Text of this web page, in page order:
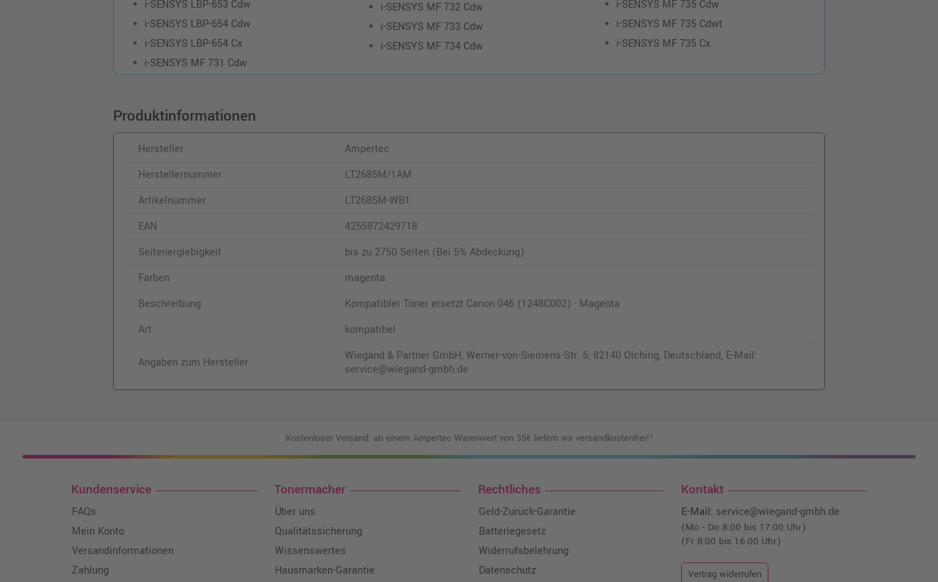
i-SENSYS LBP-653 Cdw
i-SENSYS LBP-654 Cdw
i-SENSYS LBP-654 Cx
i-SENSYS MF 731 Cdw
i-SENSYS MF 732 Cdw
i-SENSYS MF 733 Cdw
i-SENSYS MF 734 Cdw
i-SENSYS MF 735 Cdw
i-SENSYS MF 735 Cdwt
i-SENSYS MF 735 Cx
Produktinformationen
Hersteller
Ampertec
Herstellernummer
LT2685M/1AM
Artikelnummer
LT2685M-WB1
EAN
4255872429718
Seitenergiebigkeit
bis zu 2750 Seiten (Bei 5% Abdeckung)
Farben
magenta
Beschreibung
Kompatibler Toner ersetzt Canon 046 (1248C002) · Magenta
Art
kompatibel
Angaben zum Hersteller
Wiegand & Partner GmbH, Werner-von-Siemens-Str. 6, 82140 Olching, Deutschland, E-Mail:
service@wiegand-gmbh.de
Kostenloser Versand: ab einem Ampertec Warenwert von 35€ liefern wir versandkostenfrei!¹
Kundenservice
FAQs
Mein Konto
Versandinformationen
Zahlung
Tonermacher
Über uns
Qualitätssicherung
Wissenswertes
Hausmarken-Garantie
Rechtliches
Geld-Zurück-Garantie
Batteriegesetz
Widerrufsbelehrung
Datenschutz
Kontakt
E-Mail: service@wiegand-gmbh.de
(Mo - Do 8:00 bis 17:00 Uhr)
(Fr 8:00 bis 16:00 Uhr)
Vertrag widerrufen